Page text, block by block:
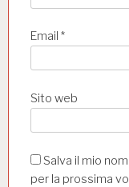
Email *
Sito web
Salva il mio
per la prossima